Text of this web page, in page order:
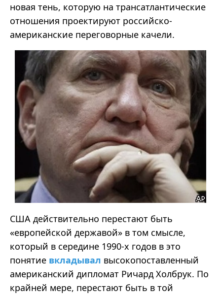
новая тень, которую на трансатлантические
отношения проектируют российско-
американские переговорные качели.
США действительно перестают быть
«европейской державой» в том смысле,
который в середине 1990-х годов в это
понятие вкладывал высокопоставленный
американский дипломат Ричард Холбрук. По
крайней мере, перестают быть в той